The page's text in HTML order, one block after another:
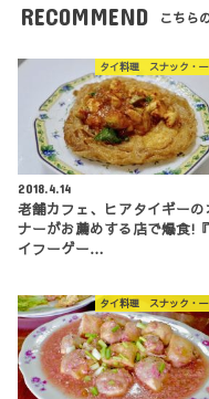
RECOMMEND こちら
タイ料理 スナック・
2018.4.14
老舗カフェ、ヒアタイギーの
ナーがお薦めする店で爆食!
イフーゲー…
タイ料理 スナック・